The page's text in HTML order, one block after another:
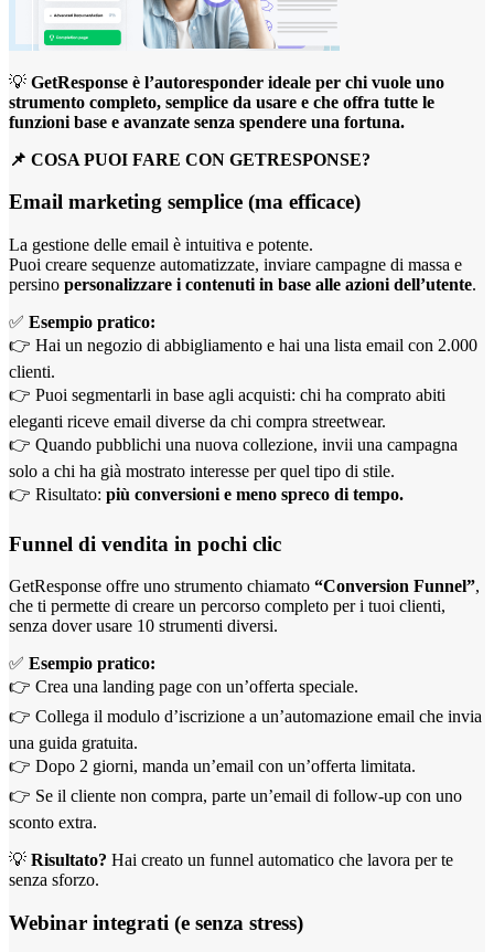
💡 GetResponse è l’autoresponder ideale per chi vuole uno
strumento completo, semplice da usare e che offra tutte le
funzioni base e avanzate senza spendere una fortuna.
📌 COSA PUOI FARE CON GETRESPONSE?
Email marketing semplice (ma efficace)
La gestione delle email è intuitiva e potente.
Puoi creare sequenze automatizzate, inviare campagne di massa e
persino personalizzare i contenuti in base alle azioni dell’utente.
✅ Esempio pratico:
👉 Hai un negozio di abbigliamento e hai una lista email con 2.000
clienti.
👉 Puoi segmentarli in base agli acquisti: chi ha comprato abiti
eleganti riceve email diverse da chi compra streetwear.
👉 Quando pubblichi una nuova collezione, invii una campagna
solo a chi ha già mostrato interesse per quel tipo di stile.
👉 Risultato: più conversioni e meno spreco di tempo.
Funnel di vendita in pochi clic
GetResponse offre uno strumento chiamato “Conversion Funnel”,
che ti permette di creare un percorso completo per i tuoi clienti,
senza dover usare 10 strumenti diversi.
✅ Esempio pratico:
👉 Crea una landing page con un’offerta speciale.
👉 Collega il modulo d’iscrizione a un’automazione email che invia
una guida gratuita.
👉 Dopo 2 giorni, manda un’email con un’offerta limitata.
👉 Se il cliente non compra, parte un’email di follow-up con uno
sconto extra.
💡 Risultato? Hai creato un funnel automatico che lavora per te
senza sforzo.
Webinar integrati (e senza stress)